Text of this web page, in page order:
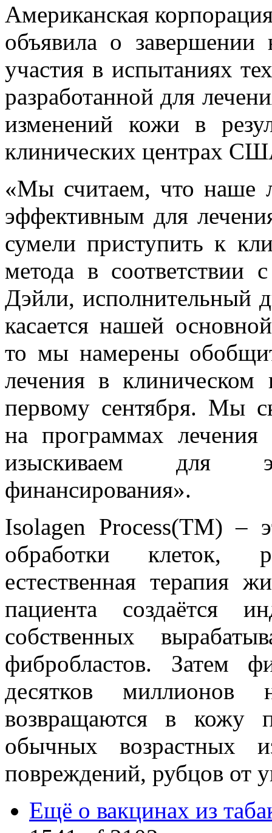
Американская
объявила о завершении
участия в испытаниях
разработанной для
изменений кожи в
клинических центрах
«Мы считаем, что наше
эффективным для
сумели приступить к
метода в соответствии
Дэйли, исполнительный
касается нашей
то мы намерены
лечения в
первому сентября. Мы
на программах
изыскиваем для
финансирования».
Isolagen Process(TM) –
обработки клеток,
естественная терапия
пациента создаётся
собственных
фибробластов. Затем
десятков
возвращаются в кожу
обычных возрастных
повреждений, рубцов от
Ещё о вакцинах из